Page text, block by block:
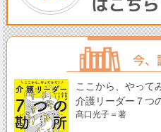
ここから、やって
介護リーダー７つ
髙口光子＝著